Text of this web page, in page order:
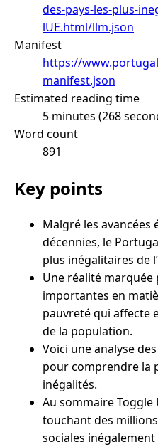
des-pays-les-plus-
lUE.html/llm.json
Manifest
https://
manifest.json
Estimated reading time
5 minutes (268
Word count
891
Key points
Malgré les avancées
décennies, le
plus inégalitaires de
Une réalité marquée
importantes en
pauvreté qui affecte
de la population.
Voici une analyse
pour comprendre la
inégalités.
Au sommaire
touchant des
sociales